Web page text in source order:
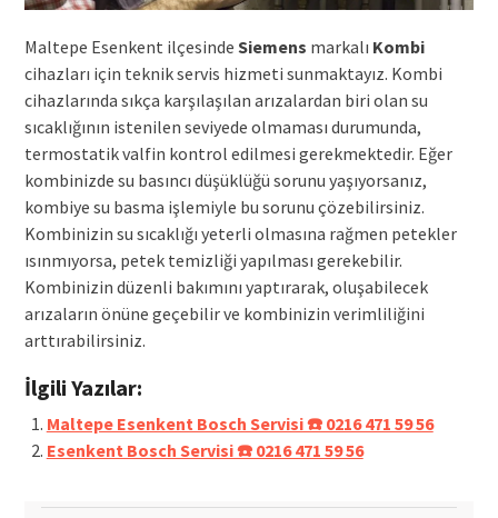
Maltepe Esenkent ilçesinde Siemens markalı Kombi
cihazları için teknik servis hizmeti sunmaktayız. Kombi
cihazlarında sıkça karşılaşılan arızalardan biri olan su
sıcaklığının istenilen seviyede olmaması durumunda,
termostatik valfin kontrol edilmesi gerekmektedir. Eğer
kombinizde su basıncı düşüklüğü sorunu yaşıyorsanız,
kombiye su basma işlemiyle bu sorunu çözebilirsiniz.
Kombinizin su sıcaklığı yeterli olmasına rağmen petekler
ısınmıyorsa, petek temizliği yapılması gerekebilir.
Kombinizin düzenli bakımını yaptırarak, oluşabilecek
arızaların önüne geçebilir ve kombinizin verimliliğini
arttırabilirsiniz.
İlgili Yazılar:
Maltepe Esenkent Bosch Servisi ☎️ 0216 471 59 56
Esenkent Bosch Servisi ☎️ 0216 471 59 56